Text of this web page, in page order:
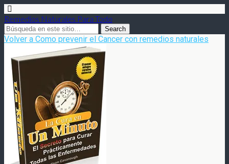
Remedios Naturales Para Todo
Volver a Como prevenir el Cancer con remedios naturales